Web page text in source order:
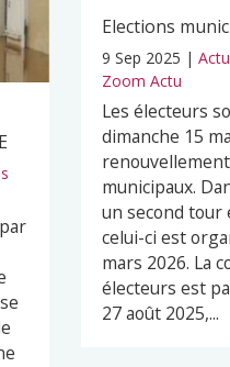
Elections
9 Sep 2025 |
Zoom Actu
Les électeurs
dimanche 15
municipaux.
un second tour
celui-ci est
mars 2026. La
électeurs est
27 août 2025,...